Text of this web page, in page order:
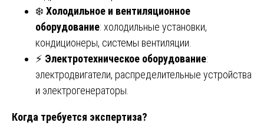
❄️ Холодильное и вентиляционное
оборудование: холодильные установки,
кондиционеры, системы вентиляции.
⚡ Электротехническое оборудование:
электродвигатели, распределительные устройства
и электрогенераторы.
Когда требуется экспертиза?